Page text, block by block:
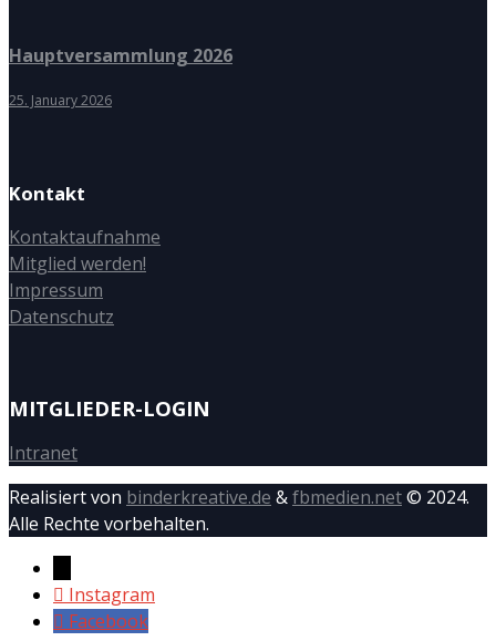
Hauptversammlung 2026
25. January 2026
Kontakt
Kontaktaufnahme
Mitglied werden!
Impressum
Datenschutz
MITGLIEDER-LOGIN
Intranet
Realisiert von binderkreative.de &fbmedien.net© 2024.
Alle Rechte vorbehalten.
Instagram
Facebook